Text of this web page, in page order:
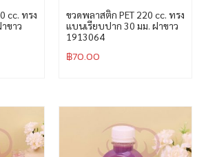
cc. ทรง
ขาว
ขวดพลาสติก PET 220 cc. ทรง
แบนเรียบปาก 30 มม. ฝาขาว
1913064
฿70.00